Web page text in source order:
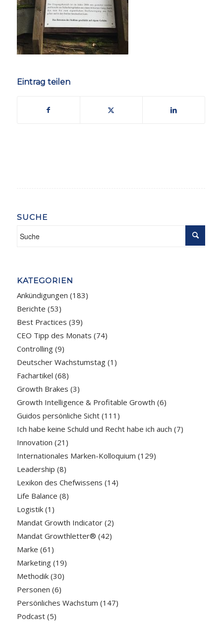
Eintrag teilen
SUCHE
KATEGORIEN
Ankündigungen (183)
Berichte (53)
Best Practices (39)
CEO Tipp des Monats (74)
Controlling(9)
Deutscher Wachstumstag(1)
Fachartikel (68)
Growth Brakes (3)
Growth Intelligence & Profitable Growth (6)
Guidos persönliche Sicht(111)
Ich habe keine Schuld und Recht habe ich auch (7)
Innovation (21)
Internationales Marken-Kolloquium (129)
Leadership (8)
Lexikon des Chefwissens (14)
Life Balance (8)
Logistik(1)
Mandat Growth Indicator(2)
Mandat Growthletter® (42)
Marke (61)
Marketing(19)
Methodik(30)
Personen (6)
Persönliches Wachstum (147)
Podcast(5)